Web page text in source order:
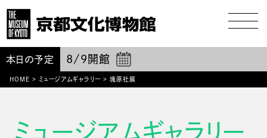
本日の予定 8/9 開館
HOME > ミュージアムギャラリー > 塊原社展